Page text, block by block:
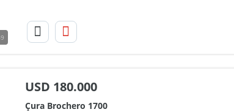
USD 180.000
Çura Brochero 1700